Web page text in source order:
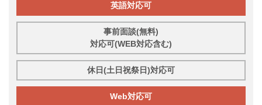
英語対応可
事前面談(無料)
対応可(WEB対応含む)
休日(土日祝祭日)対応可
Web対応可